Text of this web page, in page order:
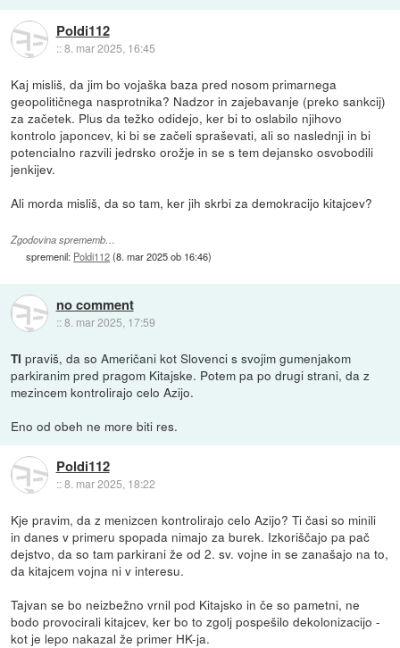
Poldi112
::8. mar 2025, 16:45
Kaj misliš, da jim bo vojaška baza pred nosom primarnega
geopolitičnega nasprotnika? Nadzor in zajebavanje (preko sankcij)
za začetek. Plus da težko odidejo, ker bi to oslabilo njihovo
kontrolo japoncev, ki bi se začeli spraševati, ali so naslednji in bi
potencialno razvili jedrsko orožje in se s tem dejansko osvobodili
jenkijev.
Ali morda misliš, da so tam, ker jih skrbi za demokracijo kitajcev?
Zgodovina sprememb…
spremenil: Poldi112(8. mar 2025 ob 16:46)
no comment
::8. mar 2025, 17:59
TI praviš, da so Američani kot Slovenci s svojim gumenjakom
parkiranim pred pragom Kitajske. Potem pa po drugi strani, da z
mezincem kontrolirajo celo Azijo.
Eno od obeh ne more biti res.
Poldi112
::8. mar 2025, 18:22
Kje pravim, da z menizcen kontrolirajo celo Azijo? Ti časi so minili
in danes v primeru spopada nimajo za burek. Izkoriščajo pa pač
dejstvo, da so tam parkirani že od 2. sv. vojne in se zanašajo na to,
da kitajcem vojna ni v interesu.
Tajvan se bo neizbežno vrnil pod Kitajsko in če so pametni, ne
bodo provocirali kitajcev, ker bo to zgolj pospešilo dekolonizacijo -
kot je lepo nakazal že primer HK-ja.